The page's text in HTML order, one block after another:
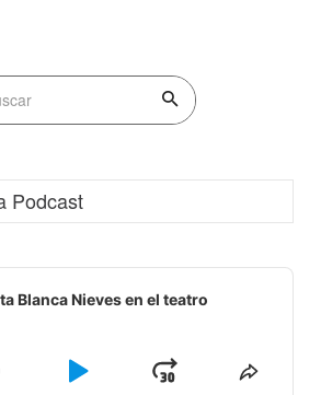
Podcast
Blanca Nieves en el teatro
Play
JumpShare